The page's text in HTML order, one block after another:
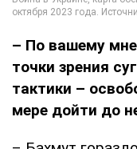
– По вашему
точки зрения
тактики –
мере дойти до